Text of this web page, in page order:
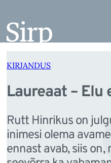
juurde
KIRJANDUS
Laureaat – Elu
Rutt Hinrikus on
inimesi olema
ennast avab, siis